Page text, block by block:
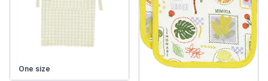
One size